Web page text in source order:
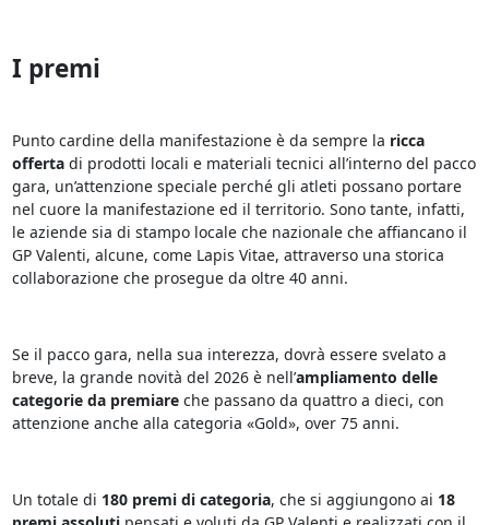
I premi
Punto cardine della manifestazione è da sempre la ricca
offertadi prodotti locali e materiali tecnici all’interno del pacco
gara, un’attenzione speciale perché gli atleti possano portare
nel cuore la manifestazione ed il territorio. Sono tante, infatti,
le aziende sia di stampo locale che nazionale che affiancano il
GP Valenti, alcune, come Lapis Vitae, attraverso una storica
collaborazione che prosegue da oltre 40 anni.
Se il pacco gara, nella sua interezza, dovrà essere svelato a
breve, la grande novità del 2026 è nell’ampliamento delle
categorie da premiare che passano da quattro a dieci, con
attenzione anche alla categoria «Gold», over 75 anni.
Un totale di 180 premi di categoria, che si aggiungono ai 18